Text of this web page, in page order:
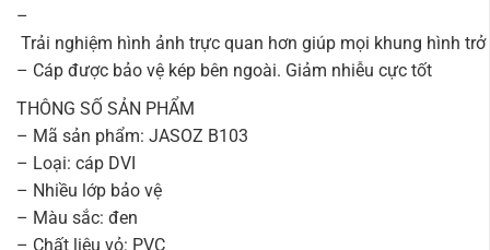
–
Trải nghiệm hình ảnh trực quan hơn giúp mọi khung hình
– Cáp được bảo vệ kép bên ngoài. Giảm nhiễu cực tốt
THÔNG SỐ SẢN PHẨM
– Mã sản phẩm: JASOZ B103
– Loại: cáp DVI
– Nhiều lớp bảo vệ
– Màu sắc: đen
– Chất liệu vỏ: PVC